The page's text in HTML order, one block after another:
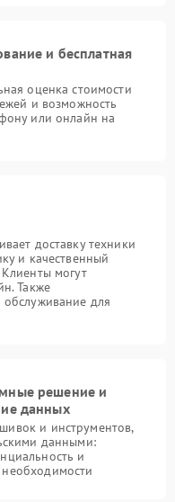
и бесплатная
оценка стоимости
и возможность
или онлайн на
доставку техники
и качественный
могут
Также
обслуживание для
решение и
данных
и инструментов,
данными:
и